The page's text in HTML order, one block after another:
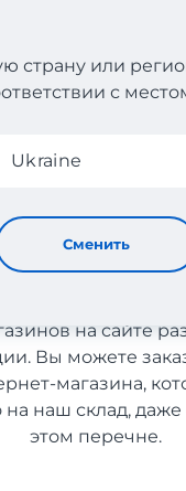
страну или
с
Ukraine
Сменить
и ноутбуки
и
в
на сайте
Вы можете
магазина,
на наш склад, даже
этом перечне.